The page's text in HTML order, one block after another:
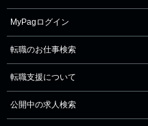
MyPagログイン
転職のお仕事検索
転職支援について
公開中の求人検索